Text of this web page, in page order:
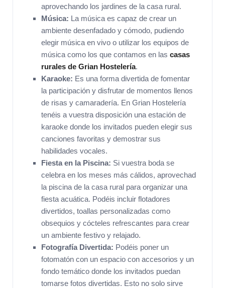
aprovechando los jardines de la casa rural.
Música: La música es capaz de crear un
ambiente desenfadado y cómodo, pudiendo
elegir música en vivo o utilizar los equipos de
música como los que contamos en las casas
rurales de Grian Hostelería.
Karaoke: Es una forma divertida de fomentar
la participación y disfrutar de momentos llenos
de risas y camaradería. En Grian Hostelería
tenéis a vuestra disposición una estación de
karaoke donde los invitados pueden elegir sus
canciones favoritas y demostrar sus
habilidades vocales.
Fiesta en la Piscina: Si vuestra boda se
celebra en los meses más cálidos, aprovechad
la piscina de la casa rural para organizar una
fiesta acuática. Podéis incluir flotadores
divertidos, toallas personalizadas como
obsequios y cócteles refrescantes para crear
un ambiente festivo y relajado.
Fotografía Divertida: Podéis poner un
fotomatón con un espacio con accesorios y un
fondo temático donde los invitados puedan
tomarse fotos divertidas. Esto no solo sirve